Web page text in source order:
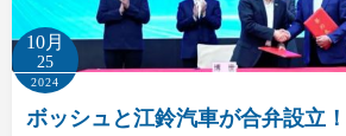
10月
25
2024
ボッシュと江鈴汽車が合弁設立